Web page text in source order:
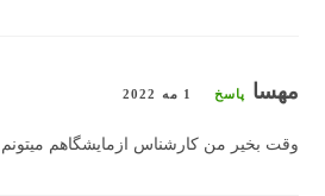
مهسا پاسخ 1 مه 2022
وقت بخیر من کارشناس ازمایشگاهم میتونم